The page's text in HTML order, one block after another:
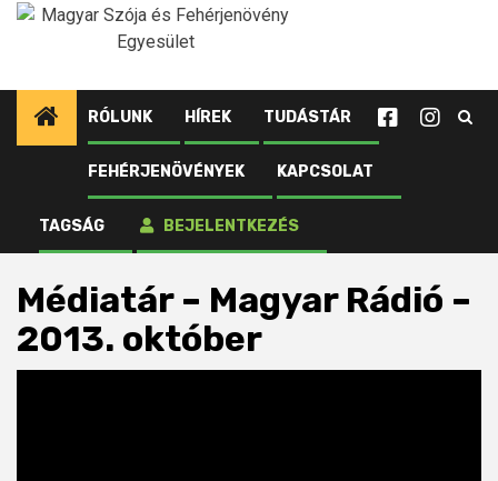
Ugrás
RÓLUNK HÍREK TUDÁSTÁR
FEHÉRJENÖVÉNYEK KAPCSOLAT
TAGSÁG BEJELENTKEZÉS
Kezdőlap Szakmai információk
Média
Médiatár – Magyar Rádió – 2013. október
Médiatár – Magyar Rádió –
2013. október